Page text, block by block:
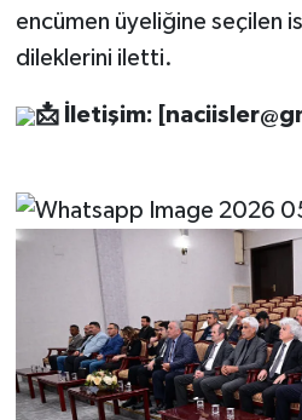
encümen üyeliğine seçilen
dileklerini iletti.
📩İletişim: [